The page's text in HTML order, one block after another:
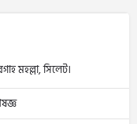
মহল্লা, সিলেট।